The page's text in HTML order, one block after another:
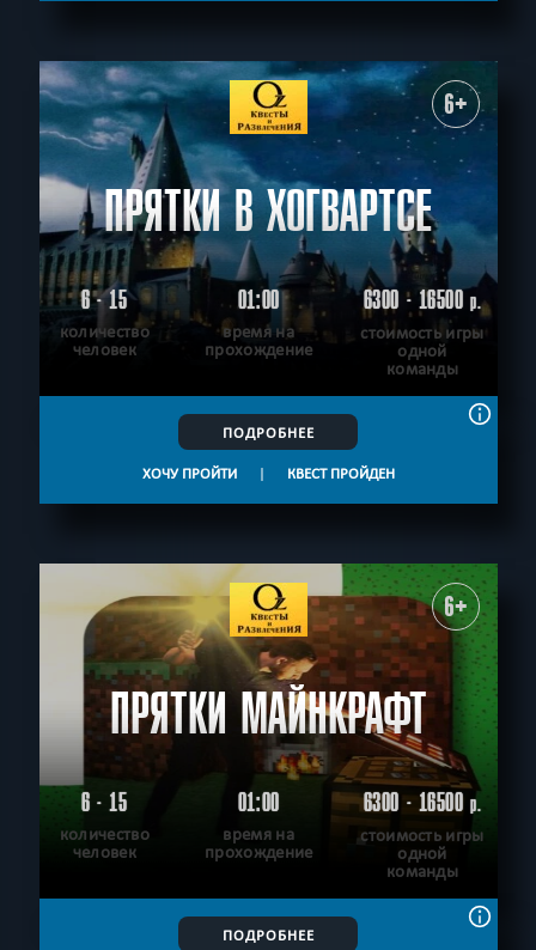
6+
ПРЯТКИ В ХОГВАРТСЕ
6 - 15
количество
человек
01:00
время на
прохождение
6300 - 16500р.
стоимость игры
одной
команды
ПОДРОБНЕЕ
ХОЧУ ПРОЙТИ | КВЕСТ ПРОЙДЕН
6+
ПРЯТКИ МАЙНКРАФТ
6 - 15
количество
человек
01:00
время на
прохождение
6300 - 16500р.
стоимость игры
одной
команды
ПОДРОБНЕЕ